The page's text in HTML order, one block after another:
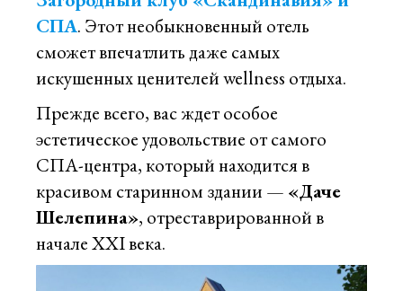
СПА. Этот необыкновенный отель
сможет впечатлить даже самых
искушенных ценителей wellness отдыха.
Прежде всего, вас ждет особое
эстетическое удовольствие от самого
СПА-центра, который находится в
красивом старинном здании — «Даче
Шeлепина», отреставрированной в
начале ХХI века.